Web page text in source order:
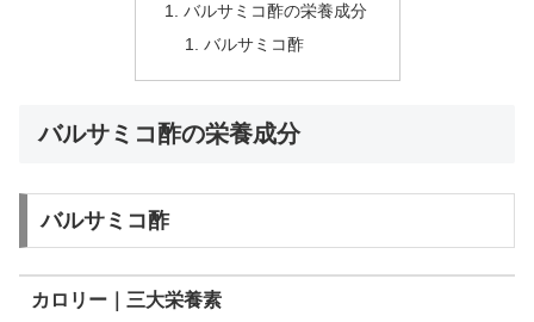
バルサミコ酢の栄養成分
バルサミコ酢
バルサミコ酢の栄養成分
バルサミコ酢
カロリー｜三大栄養素